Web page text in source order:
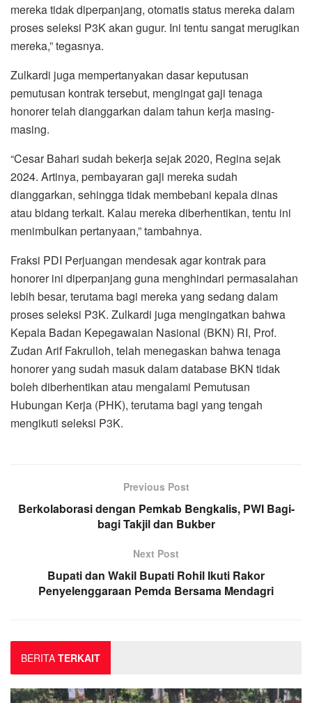
mereka tidak diperpanjang, otomatis status mereka dalam
proses seleksi P3K akan gugur. Ini tentu sangat merugikan
mereka,” tegasnya.
Zulkardi juga mempertanyakan dasar keputusan
pemutusan kontrak tersebut, mengingat gaji tenaga
honorer telah dianggarkan dalam tahun kerja masing-
masing.
“Cesar Bahari sudah bekerja sejak 2020, Regina sejak
2024. Artinya, pembayaran gaji mereka sudah
dianggarkan, sehingga tidak membebani kepala dinas
atau bidang terkait. Kalau mereka diberhentikan, tentu ini
menimbulkan pertanyaan,” tambahnya.
Fraksi PDI Perjuangan mendesak agar kontrak para
honorer ini diperpanjang guna menghindari permasalahan
lebih besar, terutama bagi mereka yang sedang dalam
proses seleksi P3K. Zulkardi juga mengingatkan bahwa
Kepala Badan Kepegawaian Nasional (BKN) RI, Prof.
Zudan Arif Fakrulloh, telah menegaskan bahwa tenaga
honorer yang sudah masuk dalam database BKN tidak
boleh diberhentikan atau mengalami Pemutusan
Hubungan Kerja (PHK), terutama bagi yang tengah
mengikuti seleksi P3K.
Previous Post
Berkolaborasi dengan Pemkab Bengkalis, PWI Bagi-
bagi Takjil dan Bukber
Next Post
Bupati dan Wakil Bupati Rohil Ikuti Rakor
Penyelenggaraan Pemda Bersama Mendagri
BERITA TERKAIT